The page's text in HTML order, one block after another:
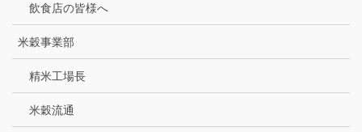
飲食店の皆様へ
米穀事業部
精米工場長
米穀流通